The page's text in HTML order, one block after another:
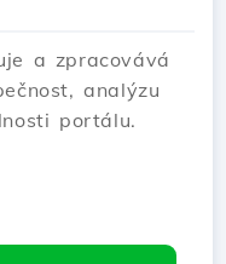
a zpracovává
analýzu
portálu.